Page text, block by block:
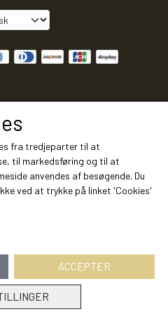
DETROIT
SMYKKESKABE
SKYDEDØRE
VÆLGER DU
DU I VORES
fra tredjeparter til at
til markedsføring og til at
anvendes af besøgende. Du
ved at trykke på linket 'Cookies'
ACCEPTER